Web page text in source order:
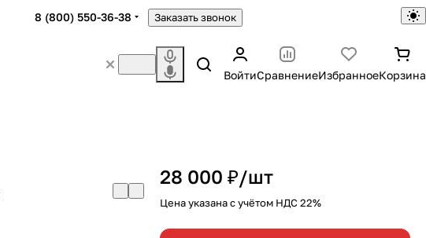
8 (800) 550-36-38 Заказать звонок
ВойтиСравнениеИзбранноеКорзина
28 000 ₽/шт
Цена указана с учётом НДС 22%